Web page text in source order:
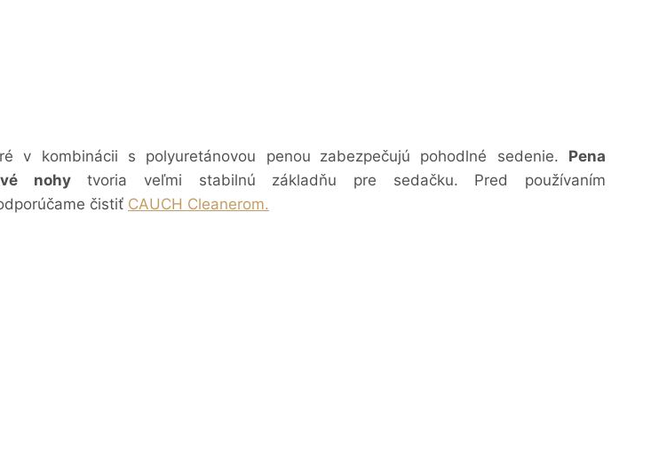
v kombinácii s polyuretánovou penou zabezpečujú pohodlné sedenie. Pena
nohy tvoria veľmi stabilnú základňu pre sedačku. Pred používaním
čistiť CAUCH Cleanerom.